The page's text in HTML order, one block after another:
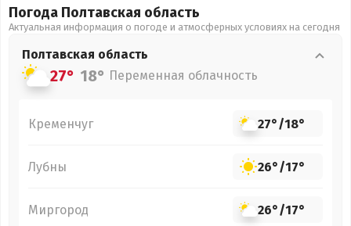
Погода Полтавская область
Актуальная информация о погоде и атмосферных условиях на сегодня
Полтавская область
27° 18° Переменная облачность
Кременчуг 27°/18°
Лубны 26°/17°
Миргород 26°/17°